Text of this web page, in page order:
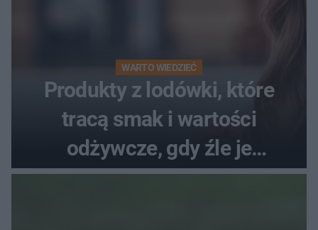
WARTO WIEDZIEĆ
Produkty z lodówki, które
tracą smak i wartości
odżywcze, gdy źle je
przechowujesz. Uczestniczka